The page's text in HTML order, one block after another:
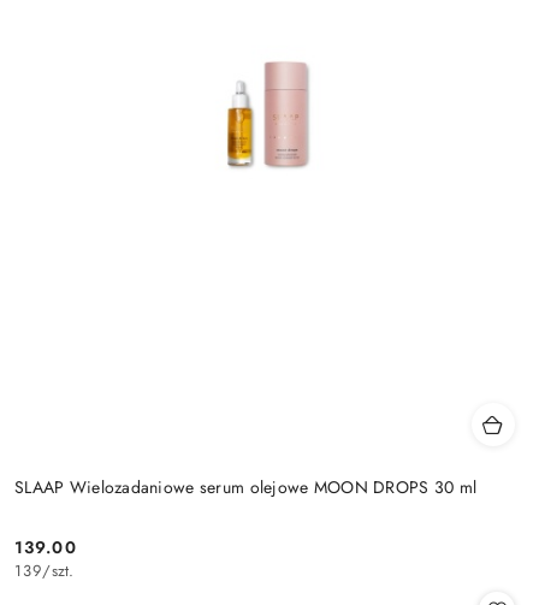
SLAAP Wielozadaniowe serum olejowe MOON DROPS 30 ml
Cena:
139.00
139/szt.